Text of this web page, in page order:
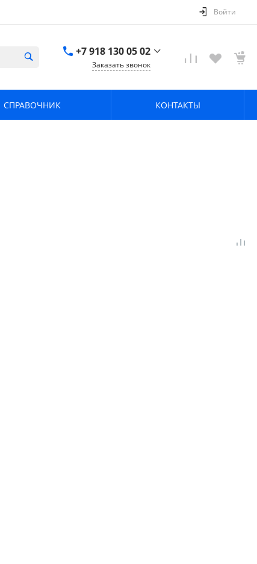
Войти
+7 918 130 05 02
Заказать звонок
СПРАВОЧНИК КОНТАКТЫ